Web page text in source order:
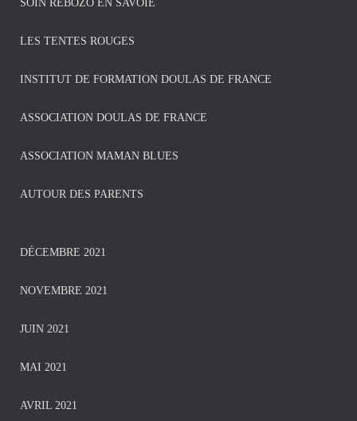
SOIN REBOZO EN SAVOIE
LES TENTES ROUGES
INSTITUT DE FORMATION DOULAS DE FRANCE
ASSOCIATION DOULAS DE FRANCE
ASSOCIATION MAMAN BLUES
AUTOUR DES PARENTS
DÉCEMBRE 2021
NOVEMBRE 2021
JUIN 2021
MAI 2021
AVRIL 2021